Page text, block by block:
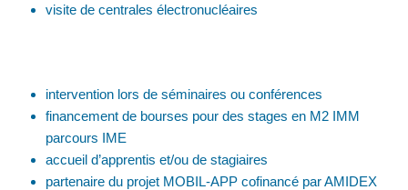
visite de centrales électronucléaires
intervention lors de séminaires ou conférences
financement de bourses pour des stages en M2 IMM
parcours IME
accueil d’apprentis et/ou de stagiaires
partenaire du projet MOBIL-APP cofinancé par AMIDEX